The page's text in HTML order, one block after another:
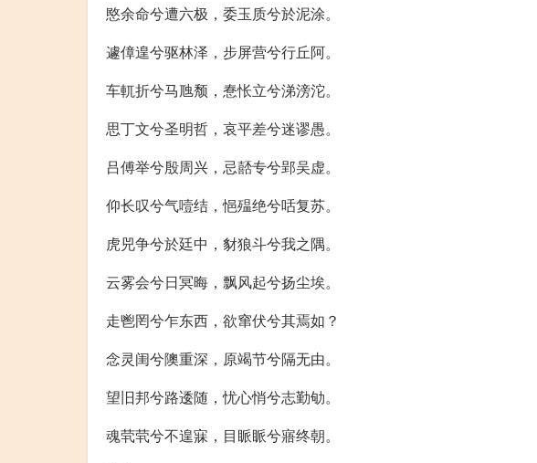
愍余命兮遭六极，委玉质兮於泥涂。
遽傽遑兮驱林泽，步屏营兮行丘阿。
车軏折兮马虺颓，惷怅立兮涕滂沱。
思丁文兮圣明哲，哀平差兮迷谬愚。
吕傅举兮殷周兴，忌嚭专兮郢吴虚。
仰长叹兮气噎结，悒殟绝兮咶复苏。
虎兕争兮於廷中，豺狼斗兮我之隅。
云雾会兮日冥晦，飘风起兮扬尘埃。
走鬯罔兮乍东西，欲窜伏兮其焉如？
念灵闺兮隩重深，原竭节兮隔无由。
望旧邦兮路逶随，忧心悄兮志勤劬。
魂茕茕兮不遑寐，目眽眽兮寤终朝。